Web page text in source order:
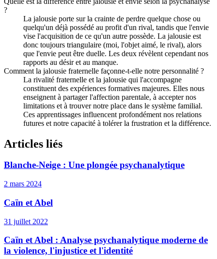
?
La jalousie porte sur la crainte de perdre quelque chose ou
quelqu'un déjà possédé au profit d'un rival, tandis que l'envie
vise l'acquisition de ce qu'un autre possède. La jalousie est
donc toujours triangulaire (moi, l'objet aimé, le rival), alors
que l'envie peut être duelle. Les deux révèlent cependant nos
rapports au désir et au manque.
Comment la jalousie fraternelle façonne-t-elle notre personnalité ?
La rivalité fraternelle et la jalousie qui l'accompagne
constituent des expériences formatives majeures. Elles nous
enseignent à partager l'affection parentale, à accepter nos
limitations et à trouver notre place dans le système familial.
Ces apprentissages influencent profondément nos relations
futures et notre capacité à tolérer la frustration et la différence.
Articles liés
Blanche-Neige : Une plongée psychanalytique
2 mars 2024
Caïn et Abel
31 juillet 2022
Caïn et Abel : Analyse psychanalytique moderne de
la violence, l'injustice et l'identité